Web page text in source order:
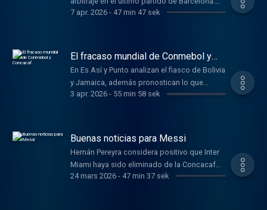
Learn more about your ad choices. Visit
7 apr. 2026- 47 min 47 sek
El fracaso mundial de Conmebol y
Concacaf
En Es Así y Punto analizan el fiasco de Bolivia
y Jamaica, además pronostican lo que
podría pasar en el duelo Atlético de Madrid
podcastchoices.com/adchoices
3 apr. 2026- 55 min 58 sek
Buenas noticias para Messi
Hernán Pereyra considera positivo que Inter
Miami haya sido eliminado de la Concacaf
Champions Cup. Learn more about your ad
24 mars 2026- 47 min 37 sek